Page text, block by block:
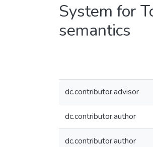
System for
semantics
dc.contributor.advisor
dc.contributor.author
dc.contributor.author